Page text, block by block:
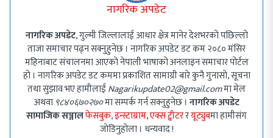
नागरिक अपडेट
नागरिक अपडेट, गुल्मी जिल्लालाई आधार क्षेत्र मानेर देशभरको पछिल्लो
ताजा समाचार पढ्न सक्नुहुनेछ । नागरिक अपडेट डट कम २०८० मंसिर
महिनाबाट संचालनमा आएको नेपाली भाषाको अनलाइन समाचार पोर्टल
हो । नागरिक अपडेट डट कममा प्रकाशित सामाग्री बारे कुनै गुनासो, सूचना
तथा सुझाव भए हामीलाईNagarikupdate02@gmail.comमा मेल
अथवा ९८४०६७०२७०मा सम्पर्क गर्न सक्नुहुनेछ । नागरिक अपडेट
सामाजिक सञ्जालफेसबुक,इन्स्टाग्राम,एक्स ट्वीटररयूट्युबमा हामीसंग
जोडिनुहोला । धन्यवाद !